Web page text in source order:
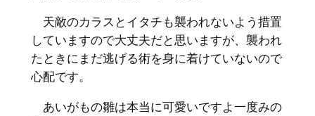
天敵のカラスとイタチも襲われないよう措置
していますので大丈夫だと思いますが、襲われ
たときにまだ逃げる術を身に着けていないので
心配です。
あいがもの雛は本当に可愛いですよ一度みの